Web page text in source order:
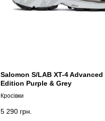
Salomon S/LAB XT-4
Edition Purple & Grey
Кросівки
5 290 грн.